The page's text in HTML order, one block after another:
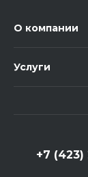
О компании
Услуги
+7 (423)